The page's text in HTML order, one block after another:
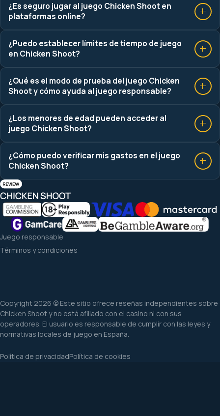
¿Es seguro jugar al juego Chicken Shoot en
plataformas online?
¿Puedo establecer límites de tiempo de juego
en Chicken Shoot?
¿Qué es el modo de prueba del juego Chicken
Shoot y cómo ayuda al juego responsable?
¿Los menores de edad pueden acceder al
juego Chicken Shoot?
¿Cómo puedo verificar mis gastos en el juego
Chicken Shoot?
Juego responsable
Términos y condiciones
Copyright 2026 © Este sitio ofrece reseñas independientes sobre
Chicken Shoot y no está afiliado con el casino ni con sus
operadores. El usuario es responsable de cumplir con las leyes y
normativas locales de juego en España.
Política de privacidadPolítica de cookies